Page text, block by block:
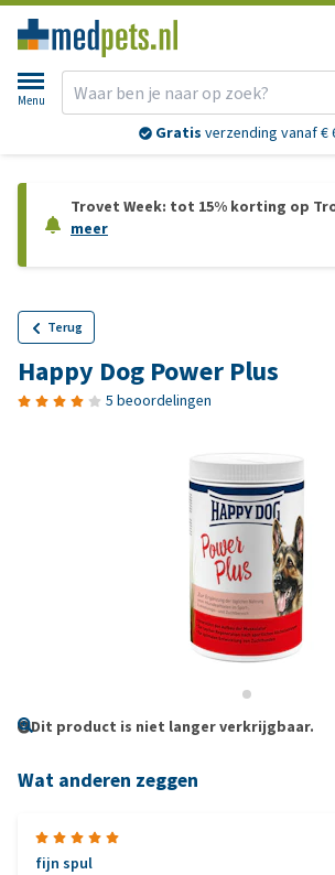
Menu
Gratis verzending vanaf €
Trovet Week: tot 15% korting op
meer
Terug
Happy Dog Power Plus
5 beoordelingen
Dit product is niet langer verkrijgbaar.
Wat anderen zeggen
fijn spul